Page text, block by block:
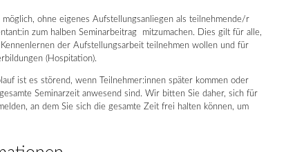
möglich, ohne eigenes Aufstellungsanliegen als teilnehmende/r
zum halben Seminarbeitrag mitzumachen. Dies gilt für alle,
der Aufstellungsarbeit teilnehmen wollen und für
(Hospitation).
ist es störend, wenn Teilnehmer:innen später kommen oder
Seminarzeit anwesend sind. Wir bitten Sie daher, sich für
an dem Sie sich die gesamte Zeit frei halten können, um